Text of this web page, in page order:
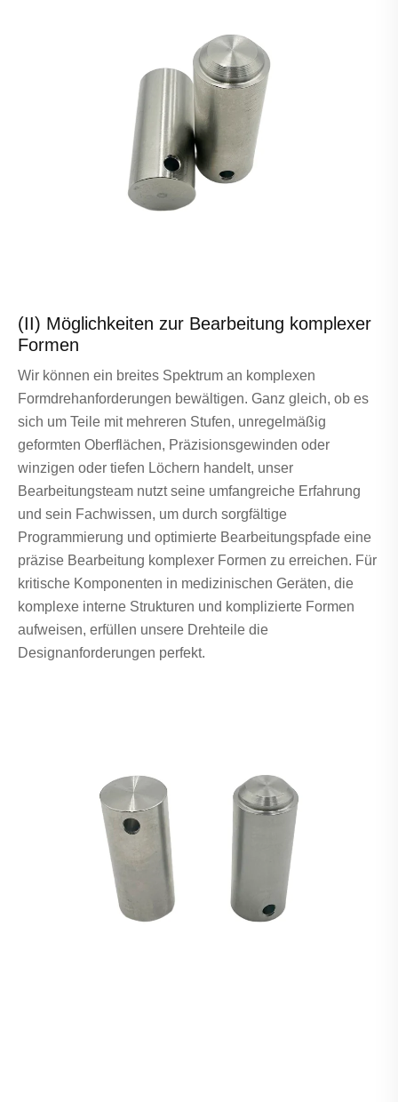
(II) Möglichkeiten zur Bearbeitung komplexer
Formen
Wir können ein breites Spektrum an komplexen
Formdrehanforderungen bewältigen. Ganz gleich, ob es
sich um Teile mit mehreren Stufen, unregelmäßig
geformten Oberflächen, Präzisionsgewinden oder
winzigen oder tiefen Löchern handelt, unser
Bearbeitungsteam nutzt seine umfangreiche Erfahrung
und sein Fachwissen, um durch sorgfältige
Programmierung und optimierte Bearbeitungspfade eine
präzise Bearbeitung komplexer Formen zu erreichen. Für
kritische Komponenten in medizinischen Geräten, die
komplexe interne Strukturen und komplizierte Formen
aufweisen, erfüllen unsere Drehteile die
Designanforderungen perfekt.